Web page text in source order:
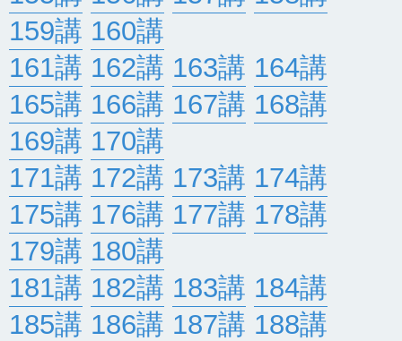
159講 160講
161講 162講 163講 164講
165講 166講 167講 168講
169講 170講
171講 172講 173講 174講
175講 176講 177講 178講
179講 180講
181講 182講 183講 184講
185講 186講 187講 188講